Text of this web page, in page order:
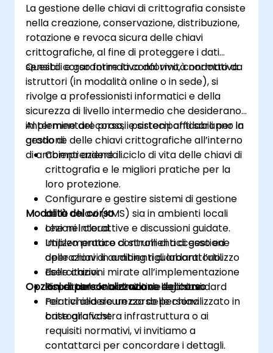
Integrare l’intelligenza artificiale nella
pianificazione, esecuzione e redazione dei
report di audit, potenziando così
l’efficacia complessiva degli audit
informatici.
La gestione delle chiavi di crittografia consiste
nella creazione, conservazione, distribuzione,
rotazione e revoca sicura delle chiavi
crittografiche, al fine di proteggere i dati
sensibili e garantire la conformità normativa.
Questo corso formativo dal vivo, condotto da
istruttori (in modalità online o in sede), si
rivolge a professionisti informatici e della
sicurezza di livello intermedio che desiderano
implementare prassi e sistemi affidabili per la
gestione delle chiavi crittografiche all’interno
di ambienti aziendali.
Al termine del corso, i partecipanti saranno in
grado di:
Comprendere il ciclo di vita delle chiavi di
crittografia e le migliori pratiche per la
loro protezione.
Configurare e gestire sistemi di gestione
delle chiavi (KMS) sia in ambienti locali
che nel cloud.
Implementare controlli di accesso ed
operazioni di auditing riguardanti l’utilizzo
delle chiavi.
Rispettare le normative e gli standard
relativi alla sicurezza delle chiavi
crittografiche.
Modalità del corso
Lezioni interattive e discussioni guidate.
Utilizzo pratico di strumenti di gestione
delle chiavi in ambienti di laboratorio.
Esercitazioni mirate all’implementazione
sicura del ciclo di vita delle chiavi.
Opzioni di personalizzazione del corso
Per richiedere un corso personalizzato in
base alla vostra infrastruttura o ai
requisiti normativi, vi invitiamo a
contattarci per concordare i dettagli.